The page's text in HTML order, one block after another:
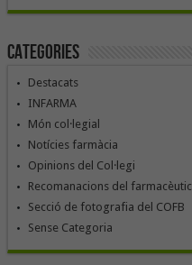
Categories
Destacats
INFARMA
Món col·legial
Notícies farmàcia
Opinions del Col·legi
Recomanacions del farmacèutic
Secció de fotografia del COFB
Sense Categoria